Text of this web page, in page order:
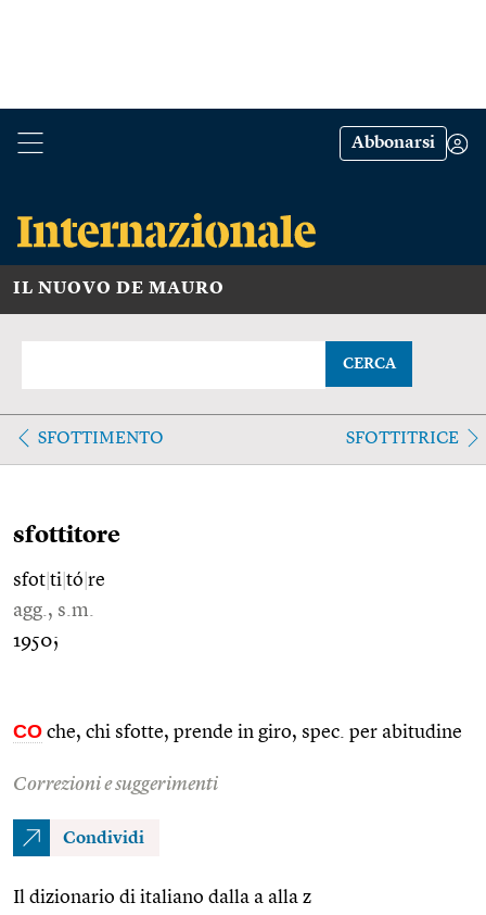
Abbonarsi
IL NUOVO DE MAURO
CERCA
SFOTTIMENTO SFOTTITRICE
sfottitore
sfot ti tó re
agg., s.m.
1950;
CO che, chi sfotte, prende in giro, spec. per abitudine
Correzioni e suggerimenti
Condividi
Il dizionario di italiano dalla a alla z